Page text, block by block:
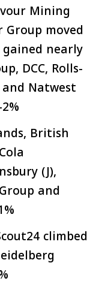
Mining
Group moved
nearly
DCC, Rolls-
Natwest
British
(J),
and
climbed